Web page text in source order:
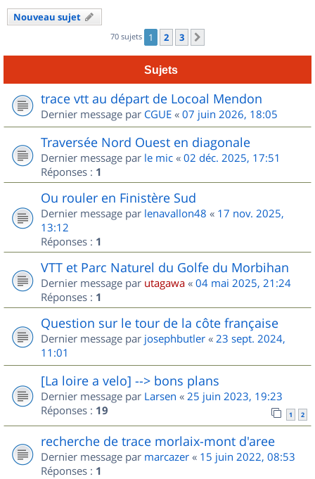
Nouveau sujet
70 sujets 1 2 3
Sujets
trace vtt au départ de Locoal Mendon
Dernier message par CGUE « 07 juin 2026, 18:05
Traversée Nord Ouest en diagonale
Dernier message par le mic « 02 déc. 2025, 17:51
Réponses : 1
Ou rouler en Finistère Sud
Dernier message par lenavallon48 « 17 nov. 2025,
13:12
Réponses : 1
VTT et Parc Naturel du Golfe du Morbihan
Dernier message par utagawa « 04 mai 2025, 21:24
Réponses : 1
Question sur le tour de la côte française
Dernier message par josephbutler « 23 sept. 2024,
11:01
[La loire a velo] --> bons plans
Dernier message par Larsen « 25 juin 2023, 19:23
Réponses : 19 1 2
recherche de trace morlaix-mont d'aree
Dernier message par marcazer « 15 juin 2022, 08:53
Réponses : 1